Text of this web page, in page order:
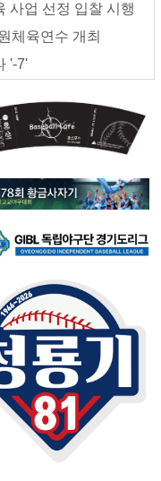
사업 선정 입찰 시행
체육연수 개최
'-7'